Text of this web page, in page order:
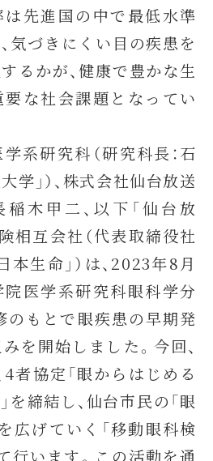
先進国の中で最低水準
気づきにくい目の疾患を
るかが、健康で豊かな生
な社会課題となってい
系研究科（研究科長：石
学」）、株式会社仙台放送
木甲二、以下「仙台放
険相互会社（代表取締役社
本生命」）は、2023年8月
医学系研究科眼科学分
のもとで眼疾患の早期発
を開始しました。今回、
者協定「眼からはじめる
を締結し、仙台市民の「眼
広げていく「移動眼科検
行います。この活動を通